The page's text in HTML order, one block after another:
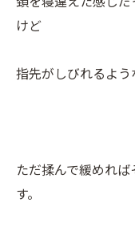
けど
指先がしびれるよう
ただ揉んで緩めれ
す。